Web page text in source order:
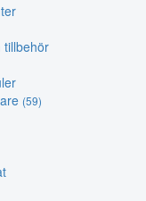
tillbehör
(59)